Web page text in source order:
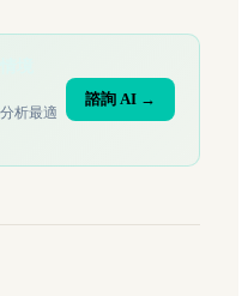
析最適
諮詢 AI →